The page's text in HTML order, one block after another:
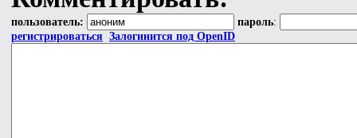
пользователь: пароль:
регистрироваться Залогинится под OpenID